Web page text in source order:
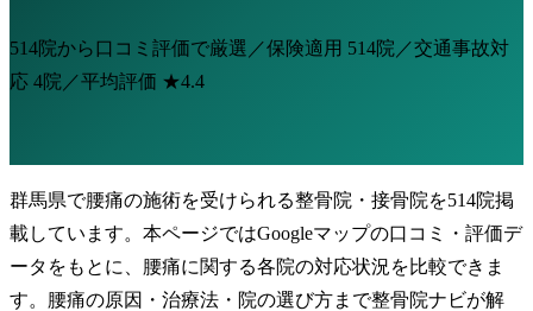
514院から口コミ評価で厳選／保険適用 514院 ／交通事故対
応 4院 ／平均評価 ★4.4
群馬県で腰痛の施術を受けられる整骨院・接骨院を514院掲
載しています。本ページではGoogleマップの口コミ・評価デ
ータをもとに、腰痛に関する各院の対応状況を比較できま
す。腰痛の原因・治療法・院の選び方まで整骨院ナビが解